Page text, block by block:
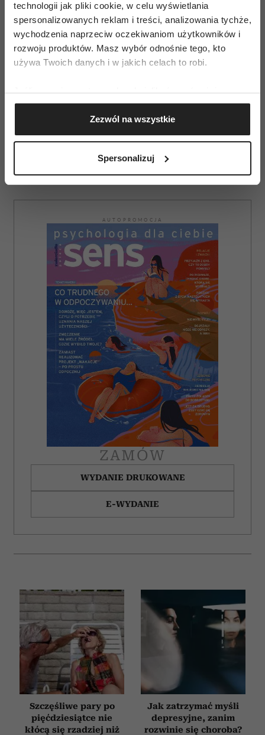
technologii jak pliki cookie, w celu wyświetlania
spersonalizowanych reklam i treści, analizowania tychże,
wychodzenia naprzeciw oczekiwaniom użytkowników i
rozwoju produktów. Masz wybór odnośnie tego, kto
używa Twoich danych i w jakich celach to robi.
Jeśli wyrazisz na to zgodę, chcielibyśmy również:
Gromadzić dane dotyczące Twojej lokalizacji
geograficznej z dokładnością nawet do kilku metrów
Identyfikować Twoje urządzenie, aktywnie
(fingerprinting, czyli wirtualny odcisk palca)
zmienić lub wycofać swoją zgodę w dowolnej chwili.
Wykorzystujemy pliki cookie do spersonalizowania treści
i reklam, aby oferować funkcje społecznościowe i
analizować ruch w naszej witrynie. Informacje o tym, jak
korzystasz z naszej witryny, udostępniamy partnerom
społecznościowym, reklamowym i analitycznym.
Partnerzy mogą połączyć te informacje z innymi danymi
otrzymanymi od Ciebie lub uzyskanymi podczas
korzystania z ich usług.
Zezwól na wszystkie
Spersonalizuj
fot. Zła-Fotograf: Julia Schablovskaya
AUTOPROMOCJA
ZAMÓW
WYDANIE DRUKOWANE
E-WYDANIE
Szczęśliwe pary po
pięćdziesiątce nie
kłócą się rzadziej niż
Jak zatrzymać myśli
depresyjne, zanim
rozwinie się choroba?